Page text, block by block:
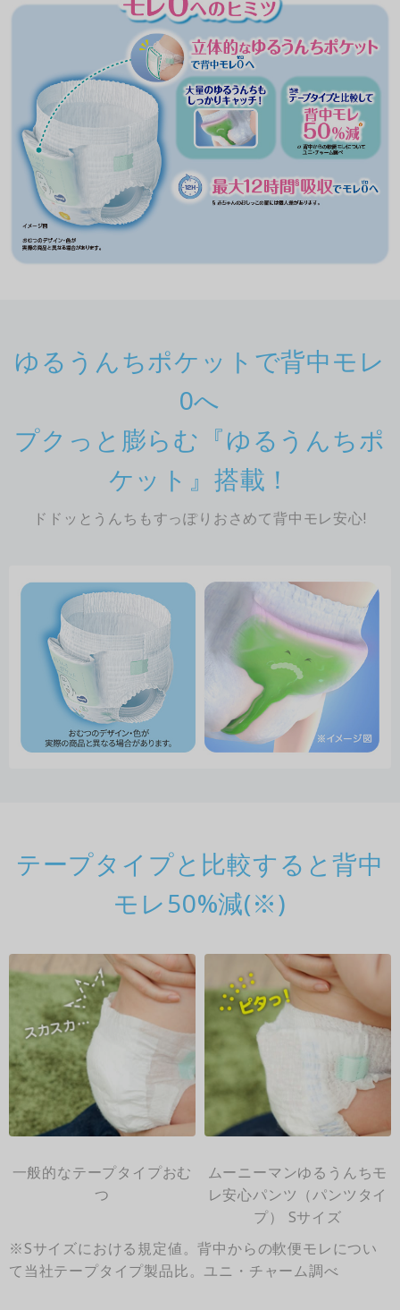
ゆるうんちポケットで背中モレ
0へ
プクっと膨らむ『ゆるうんちポ
ケット』搭載！
ドドッとうんちもすっぽりおさめて背中モレ安心!
テープタイプと比較すると背中
モレ50%減(※)
一般的なテープタイプおむ
つ
ムーニーマンゆるうんちモ
レ安心パンツ（パンツタイ
プ） Sサイズ
※Sサイズにおける規定値。背中からの軟便モレについ
て当社テープタイプ製品比。ユニ・チャーム調べ